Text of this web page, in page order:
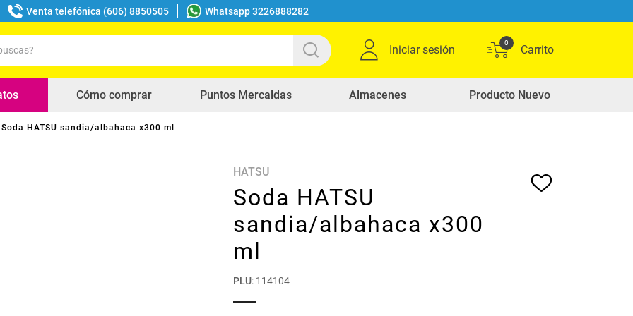
Venta telefónica (606) 8850505 Whatsapp 3226888282
Iniciar sesión
0
Cómo comprar Puntos Mercaldas Almacenes Producto Nuevo
Soda HATSU sandia/albahaca x300 ml
HATSU
Soda HATSU
sandia/albahaca x300
ml
PLU: 114104
buscados